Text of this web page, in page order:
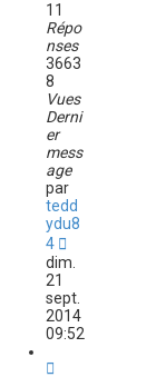
11
Répo
nses
3663
8
Vues
Derni
er
mess
age
par
tedd
ydu8
4
dim.
21
sept.
2014
09:52